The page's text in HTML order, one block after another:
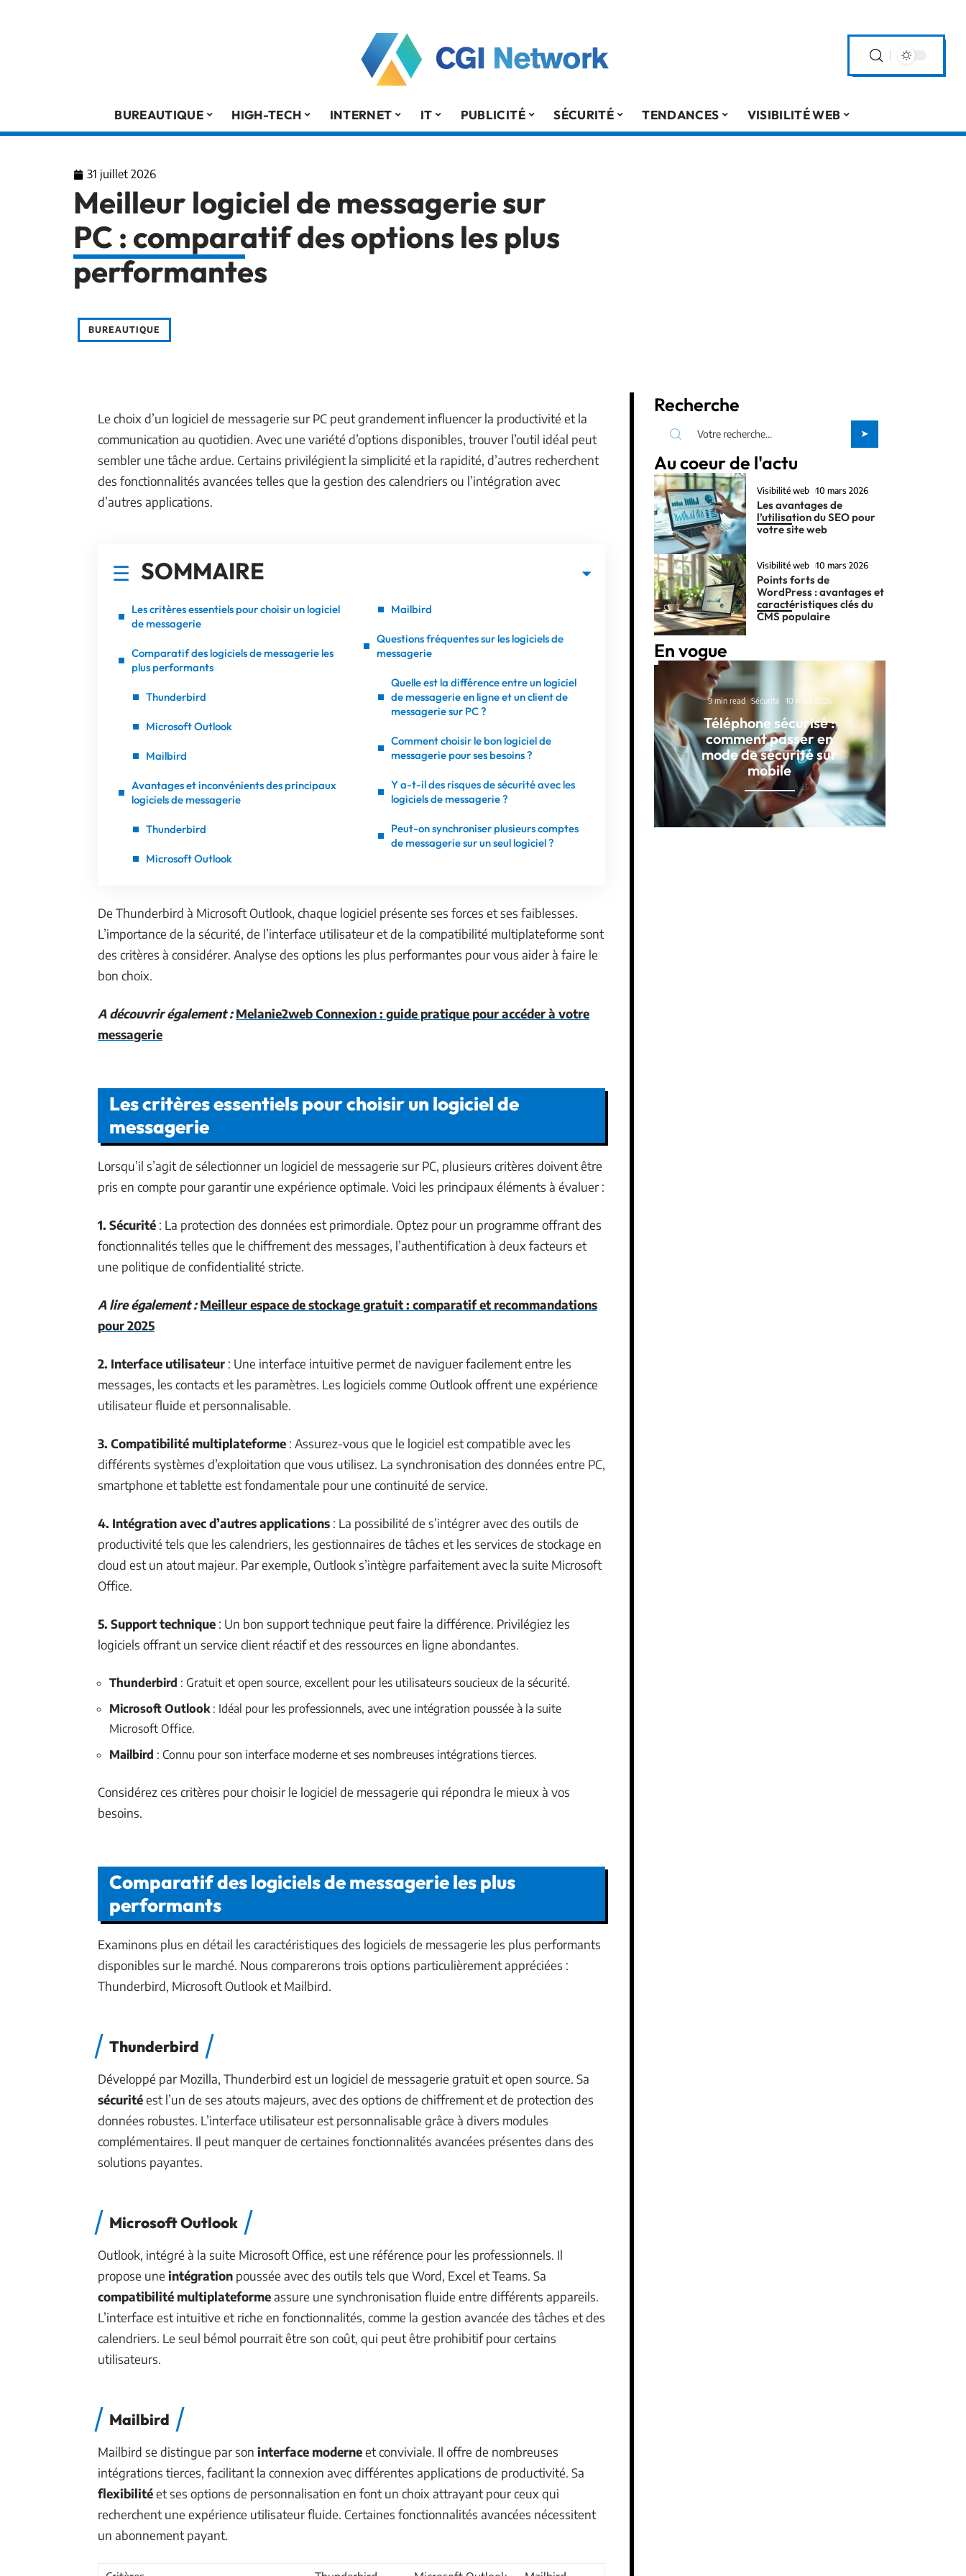
BUREAUTIQUE HIGH-TECH INTERNET IT PUBLICITÉ SÉCURITÉ TENDANCES VISIBILITÉ WEB
31 juillet 2026
Meilleur logiciel de messagerie sur
PC : comparatif des options les plus
performantes
BUREAUTIQUE
Le choix d’un logiciel de messagerie sur PC peut grandement influencer la productivité et la
communication au quotidien. Avec une variété d’options disponibles, trouver l’outil idéal peut
sembler une tâche ardue. Certains privilégient la simplicité et la rapidité, d’autres recherchent
des fonctionnalités avancées telles que la gestion des calendriers ou l’intégration avec
d’autres applications.
SOMMAIRE
Les critères essentiels pour choisir un logiciel
de messagerie
Comparatif des logiciels de messagerie les
plus performants
Thunderbird
Microsoft Outlook
Mailbird
Avantages et inconvénients des principaux
logiciels de messagerie
Thunderbird
Microsoft Outlook
Mailbird
Questions fréquentes sur les logiciels de
messagerie
Quelle est la différence entre un logiciel
de messagerie en ligne et un client de
messagerie sur PC ?
Comment choisir le bon logiciel de
messagerie pour ses besoins ?
Y a-t-il des risques de sécurité avec les
logiciels de messagerie ?
Peut-on synchroniser plusieurs comptes
de messagerie sur un seul logiciel ?
De Thunderbird à Microsoft Outlook, chaque logiciel présente ses forces et ses faiblesses.
L’importance de la sécurité, de l’interface utilisateur et de la compatibilité multiplateforme sont
des critères à considérer. Analyse des options les plus performantes pour vous aider à faire le
bon choix.
A découvrir également : Melanie2web Connexion : guide pratique pour accéder à votre
messagerie
Les critères essentiels pour choisir un logiciel de
messagerie
Lorsqu’il s’agit de sélectionner un logiciel de messagerie sur PC, plusieurs critères doivent être
pris en compte pour garantir une expérience optimale. Voici les principaux éléments à évaluer :
1. Sécurité : La protection des données est primordiale. Optez pour un programme offrant des
fonctionnalités telles que le chiffrement des messages, l’authentification à deux facteurs et
une politique de confidentialité stricte.
A lire également : Meilleur espace de stockage gratuit : comparatif et recommandations
pour 2025
2. Interface utilisateur : Une interface intuitive permet de naviguer facilement entre les
messages, les contacts et les paramètres. Les logiciels comme Outlook offrent une expérience
utilisateur fluide et personnalisable.
3. Compatibilité multiplateforme : Assurez-vous que le logiciel est compatible avec les
différents systèmes d’exploitation que vous utilisez. La synchronisation des données entre PC,
smartphone et tablette est fondamentale pour une continuité de service.
4. Intégration avec d’autres applications : La possibilité de s’intégrer avec des outils de
productivité tels que les calendriers, les gestionnaires de tâches et les services de stockage en
cloud est un atout majeur. Par exemple, Outlook s’intègre parfaitement avec la suite Microsoft
Office.
5. Support technique : Un bon support technique peut faire la différence. Privilégiez les
logiciels offrant un service client réactif et des ressources en ligne abondantes.
Thunderbird : Gratuit et open source, excellent pour les utilisateurs soucieux de la sécurité.
Microsoft Outlook: Idéal pour les professionnels, avec une intégration poussée à la suite
Microsoft Office.
Mailbird : Connu pour son interface moderne et ses nombreuses intégrations tierces.
Considérez ces critères pour choisir le logiciel de messagerie qui répondra le mieux à vos
besoins.
Comparatif des logiciels de messagerie les plus
performants
Examinons plus en détail les caractéristiques des logiciels de messagerie les plus performants
disponibles sur le marché. Nous comparerons trois options particulièrement appréciées :
Thunderbird, Microsoft Outlook et Mailbird.
Thunderbird
Développé par Mozilla, Thunderbird est un logiciel de messagerie gratuit et open source. Sa
sécuritéest l’un de ses atouts majeurs, avec des options de chiffrement et de protection des
données robustes. L’interface utilisateur est personnalisable grâce à divers modules
complémentaires. Il peut manquer de certaines fonctionnalités avancées présentes dans des
solutions payantes.
Microsoft Outlook
Outlook, intégré à la suite Microsoft Office, est une référence pour les professionnels. Il
propose une intégration poussée avec des outils tels que Word, Excel et Teams. Sa
compatibilité multiplateformeassure une synchronisation fluide entre différents appareils.
L’interface est intuitive et riche en fonctionnalités, comme la gestion avancée des tâches et des
calendriers. Le seul bémol pourrait être son coût, qui peut être prohibitif pour certains
utilisateurs.
Mailbird
Mailbird se distingue par son interface moderneet conviviale. Il offre de nombreuses
intégrations tierces, facilitant la connexion avec différentes applications de productivité. Sa
flexibilitéet ses options de personnalisation en font un choix attrayant pour ceux qui
recherchent une expérience utilisateur fluide. Certaines fonctionnalités avancées nécessitent
un abonnement payant.
Recherche
Au coeur de l'actu
Visibilité web 10 mars 2026
Les avantages de
l’utilisation du SEO pour
votre site web
Visibilité web 10 mars 2026
Points forts de
WordPress : avantages et
caractéristiques clés du
CMS populaire
En vogue
9 min read Sécurité 10 mars 2026
Téléphone sécurisé :
comment passer en
mode de sécurité sur
mobile